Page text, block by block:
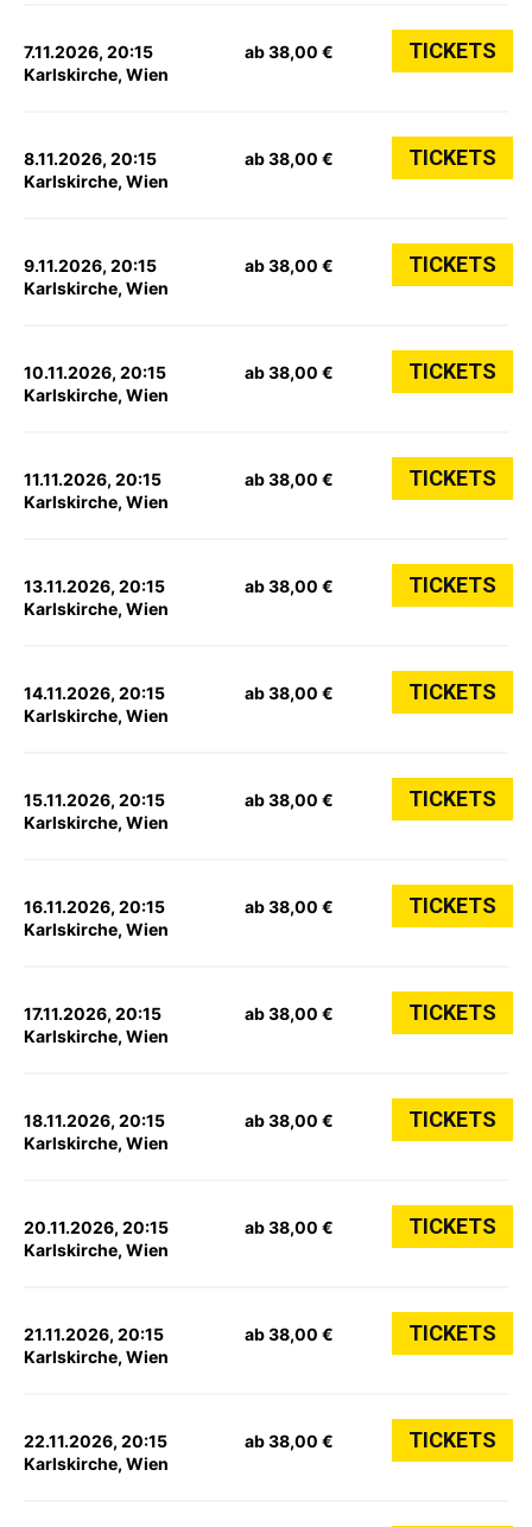
7.11.2026, 20:15
Karlskirche, Wien
ab 38,00 € TICKETS
8.11.2026, 20:15
Karlskirche, Wien
ab 38,00 € TICKETS
9.11.2026, 20:15
Karlskirche, Wien
ab 38,00 € TICKETS
10.11.2026, 20:15
Karlskirche, Wien
ab 38,00 € TICKETS
11.11.2026, 20:15
Karlskirche, Wien
ab 38,00 € TICKETS
13.11.2026, 20:15
Karlskirche, Wien
ab 38,00 € TICKETS
14.11.2026, 20:15
Karlskirche, Wien
ab 38,00 € TICKETS
15.11.2026, 20:15
Karlskirche, Wien
ab 38,00 € TICKETS
16.11.2026, 20:15
Karlskirche, Wien
ab 38,00 € TICKETS
17.11.2026, 20:15
Karlskirche, Wien
ab 38,00 € TICKETS
18.11.2026, 20:15
Karlskirche, Wien
ab 38,00 € TICKETS
20.11.2026, 20:15
Karlskirche, Wien
ab 38,00 € TICKETS
21.11.2026, 20:15
Karlskirche, Wien
ab 38,00 € TICKETS
22.11.2026, 20:15
Karlskirche, Wien
ab 38,00 € TICKETS